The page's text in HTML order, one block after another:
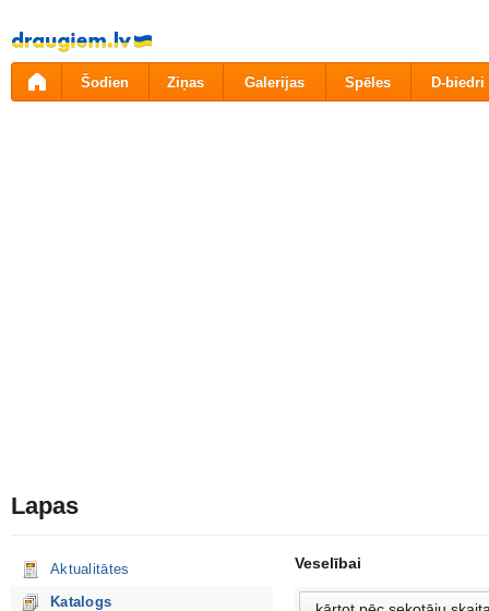
Pāriet
uz
saturu
Šodien Ziņas Galerijas Spēles D-biedri
Lapas
Aktualitātes
Katalogs
Veselībai